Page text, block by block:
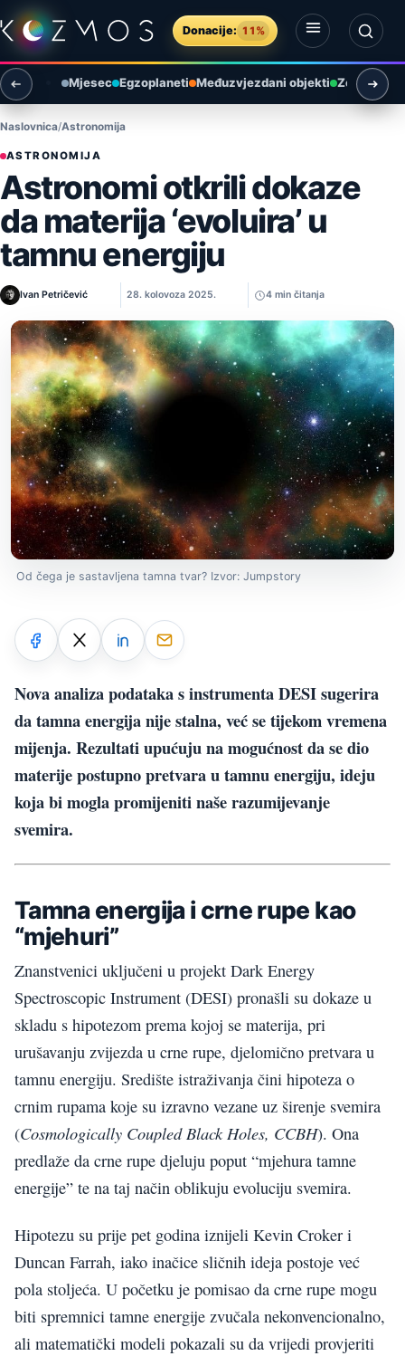
Preskoči na sadržaj
Donacije: 11%
Otvori izbornik
Otvori pretragu
Mjesec Egzoplaneti Međuzvjezdani objekti Zemlja i
Naslovnica Astronomija
ASTRONOMIJA
Astronomi otkrili dokaze
da materija ‘evoluira’ u
tamnu energiju
Ivan Petričević 28. kolovoza 2025. 4 min čitanja
Od čega je sastavljena tamna tvar? Izvor: Jumpstory
Nova analiza podataka s instrumenta DESI sugerira
da tamna energija nije stalna, već se tijekom vremena
mijenja. Rezultati upućuju na mogućnost da se dio
materije postupno pretvara u tamnu energiju, ideju
koja bi mogla promijeniti naše razumijevanje
svemira.
Tamna energija i crne rupe kao
“mjehuri”
Znanstvenici uključeni u projekt Dark Energy
Spectroscopic Instrument (DESI) pronašli su dokaze u
skladu s hipotezom prema kojoj se materija, pri
urušavanju zvijezda u crne rupe, djelomično pretvara u
tamnu energiju. Središte istraživanja čini hipoteza o
crnim rupama koje su izravno vezane uz širenje svemira
(Cosmologically Coupled Black Holes, CCBH). Ona
predlaže da crne rupe djeluju poput “mjehura tamne
energije” te na taj način oblikuju evoluciju svemira.
Hipotezu su prije pet godina iznijeli Kevin Croker i
Duncan Farrah, iako inačice sličnih ideja postoje već
pola stoljeća. U početku je pomisao da crne rupe mogu
biti spremnici tamne energije zvučala nekonvencionalno,
ali matematički modeli pokazali su da vrijedi provjeriti